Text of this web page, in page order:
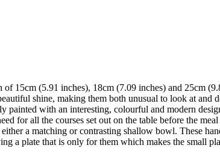
15cm (5.91 inches), 18cm (7.09 inches) and 25cm
shine, making them both unusual to look at
painted with an interesting, colourful and modern
for all the courses set out on the table before the
a matching or contrasting shallow bowl. These
a plate that is only for them which makes the small